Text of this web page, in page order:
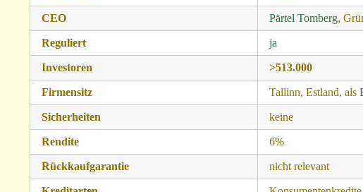
CEO Pärtel Tomberg,
Reguliert ja
Investoren >513.000
Firmensitz Tallinn, Estland, als
Sicherheiten keine
Rendite 6%
Rückkaufgarantie nicht relevant